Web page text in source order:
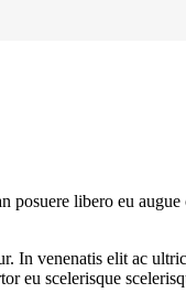
libero eu
In venenatis elit ac
eu scelerisque